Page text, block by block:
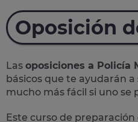
Oposición
Las oposiciones a Policía
básicos que te ayudarán
mucho más fácil si uno se
Este curso de preparación